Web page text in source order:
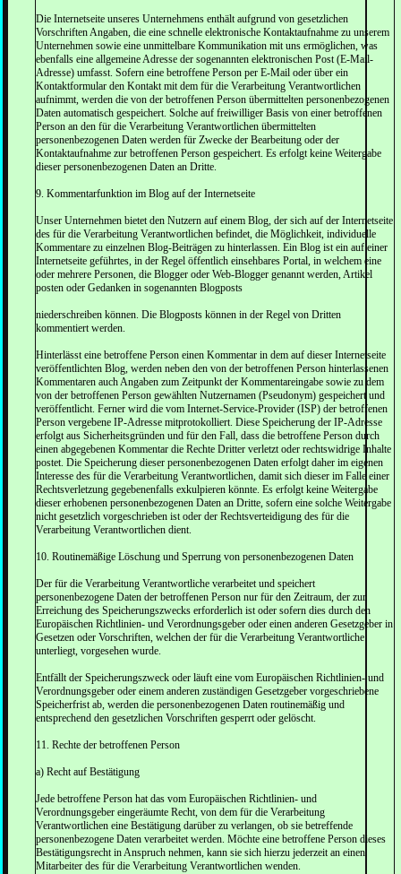
Die Internetseite unseres Unternehmens enthält aufgrund von gesetzlichen
Vorschriften Angaben, die eine schnelle elektronische Kontaktaufnahme zu unserem
Unternehmen sowie eine unmittelbare Kommunikation mit uns ermöglichen, was
ebenfalls eine allgemeine Adresse der sogenannten elektronischen Post (E-Mail-
Adresse) umfasst. Sofern eine betroffene Person per E-Mail oder über ein
Kontaktformular den Kontakt mit dem für die Verarbeitung Verantwortlichen
aufnimmt, werden die von der betroffenen Person übermittelten personenbezogenen
Daten automatisch gespeichert. Solche auf freiwilliger Basis von einer betroffenen
Person an den für die Verarbeitung Verantwortlichen übermittelten
personenbezogenen Daten werden für Zwecke der Bearbeitung oder der
Kontaktaufnahme zur betroffenen Person gespeichert. Es erfolgt keine Weitergabe
dieser personenbezogenen Daten an Dritte.
9. Kommentarfunktion im Blog auf der Internetseite
Unser Unternehmen bietet den Nutzern auf einem Blog, der sich auf der Internetseite
des für die Verarbeitung Verantwortlichen befindet, die Möglichkeit, individuelle
Kommentare zu einzelnen Blog-Beiträgen zu hinterlassen. Ein Blog ist ein auf einer
Internetseite geführtes, in der Regel öffentlich einsehbares Portal, in welchem eine
oder mehrere Personen, die Blogger oder Web-Blogger genannt werden, Artikel
posten oder Gedanken in sogenannten Blogposts
niederschreiben können. Die Blogposts können in der Regel von Dritten
kommentiert werden.
Hinterlässt eine betroffene Person einen Kommentar in dem auf dieser Internetseite
veröffentlichten Blog, werden neben den von der betroffenen Person hinterlassenen
Kommentaren auch Angaben zum Zeitpunkt der Kommentareingabe sowie zu dem
von der betroffenen Person gewählten Nutzernamen (Pseudonym) gespeichert und
veröffentlicht. Ferner wird die vom Internet-Service-Provider (ISP) der betroffenen
Person vergebene IP-Adresse mitprotokolliert. Diese Speicherung der IP-Adresse
erfolgt aus Sicherheitsgründen und für den Fall, dass die betroffene Person durch
einen abgegebenen Kommentar die Rechte Dritter verletzt oder rechtswidrige Inhalte
postet. Die Speicherung dieser personenbezogenen Daten erfolgt daher im eigenen
Interesse des für die Verarbeitung Verantwortlichen, damit sich dieser im Falle einer
Rechtsverletzung gegebenenfalls exkulpieren könnte. Es erfolgt keine Weitergabe
dieser erhobenen personenbezogenen Daten an Dritte, sofern eine solche Weitergabe
nicht gesetzlich vorgeschrieben ist oder der Rechtsverteidigung des für die
Verarbeitung Verantwortlichen dient.
10. Routinemäßige Löschung und Sperrung von personenbezogenen Daten
Der für die Verarbeitung Verantwortliche verarbeitet und speichert
personenbezogene Daten der betroffenen Person nur für den Zeitraum, der zur
Erreichung des Speicherungszwecks erforderlich ist oder sofern dies durch den
Europäischen Richtlinien- und Verordnungsgeber oder einen anderen Gesetzgeber in
Gesetzen oder Vorschriften, welchen der für die Verarbeitung Verantwortliche
unterliegt, vorgesehen wurde.
Entfällt der Speicherungszweck oder läuft eine vom Europäischen Richtlinien- und
Verordnungsgeber oder einem anderen zuständigen Gesetzgeber vorgeschriebene
Speicherfrist ab, werden die personenbezogenen Daten routinemäßig und
entsprechend den gesetzlichen Vorschriften gesperrt oder gelöscht.
11. Rechte der betroffenen Person
a) Recht auf Bestätigung
Jede betroffene Person hat das vom Europäischen Richtlinien- und
Verordnungsgeber eingeräumte Recht, von dem für die Verarbeitung
Verantwortlichen eine Bestätigung darüber zu verlangen, ob sie betreffende
personenbezogene Daten verarbeitet werden. Möchte eine betroffene Person dieses
Bestätigungsrecht in Anspruch nehmen, kann sie sich hierzu jederzeit an einen
Mitarbeiter des für die Verarbeitung Verantwortlichen wenden.